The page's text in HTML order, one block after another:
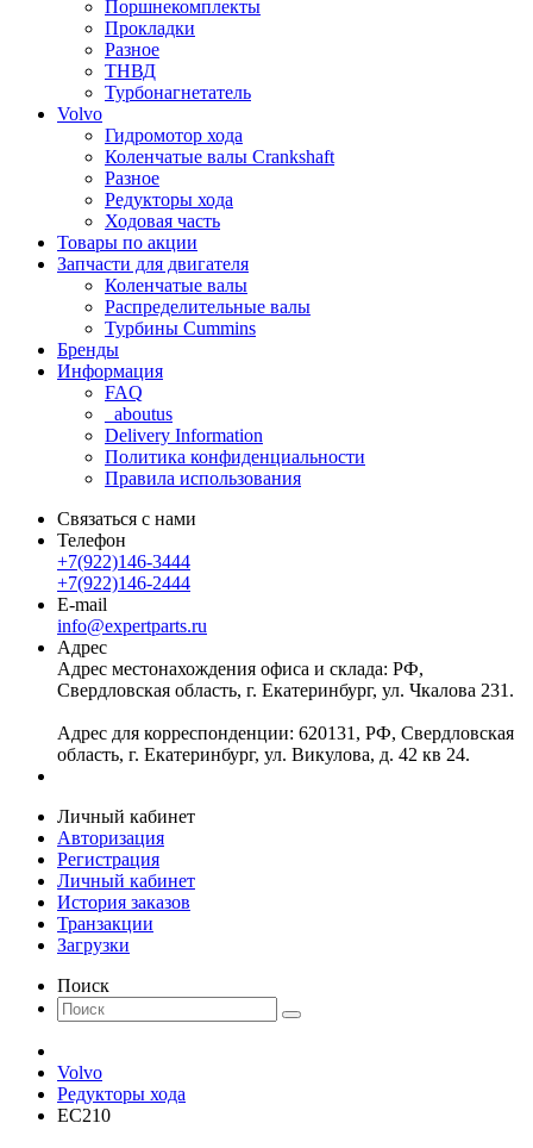
Поршнекомплекты
Прокладки
Разное
ТНВД
Турбонагнетатель
Volvo
Гидромотор хода
Коленчатые валы Crankshaft
Разное
Редукторы хода
Ходовая часть
Товары по акции
Запчасти для двигателя
Коленчатые валы
Распределительные валы
Турбины Cummins
Бренды
Информация
FAQ
_aboutus
Delivery Information
Политика конфиденциальности
Правила использования
Связаться с нами
Телефон
+7(922)146-3444
+7(922)146-2444
E-mail
info@expertparts.ru
Адрес
Адрес местонахождения офиса и склада: РФ,
Свердловская область, г. Екатеринбург, ул. Чкалова 231.
Адрес для корреспонденции: 620131, РФ, Свердловская
область, г. Екатеринбург, ул. Викулова, д. 42 кв 24.
Личный кабинет
Авторизация
Регистрация
Личный кабинет
История заказов
Транзакции
Загрузки
Поиск
Volvo
Редукторы хода
EC210